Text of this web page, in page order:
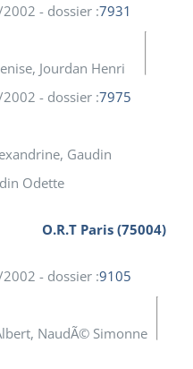
- dossier :7931
Jourdan Henri
- dossier :7975
Gaudin
Odette
O.R.T Paris (75004)
- dossier :9105
NaudÃ© Simonne